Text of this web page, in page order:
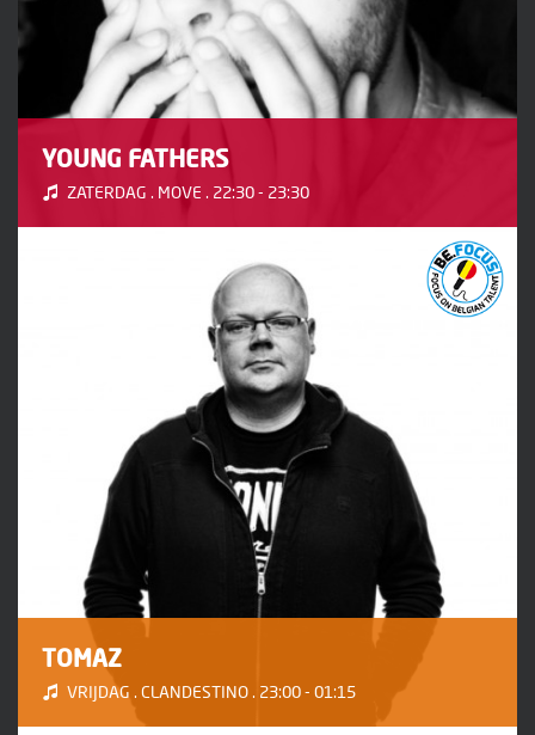
YOUNG FATHERS
ZATERDAG . MOVE . 22:30 - 23:30
TOMAZ
VRIJDAG . CLANDESTINO . 23:00 - 01:15